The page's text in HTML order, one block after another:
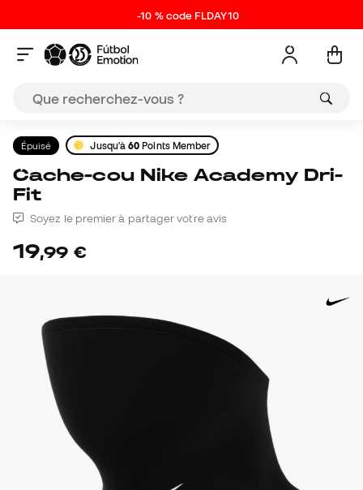
-10 % code FLDAY10
Épuisé Jusqu'à60 Points Member
Cache-cou Nike Academy Dri-
Fit
Soyez le premier à partager votre avis
19,99 €